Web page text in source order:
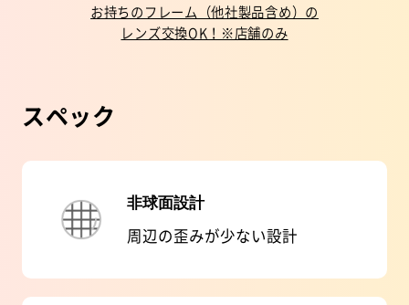
お持ちのフレーム（他社製品含め）の
レンズ交換OK！※店舗のみ
スペック
非球面設計
周辺の歪みが少ない設計